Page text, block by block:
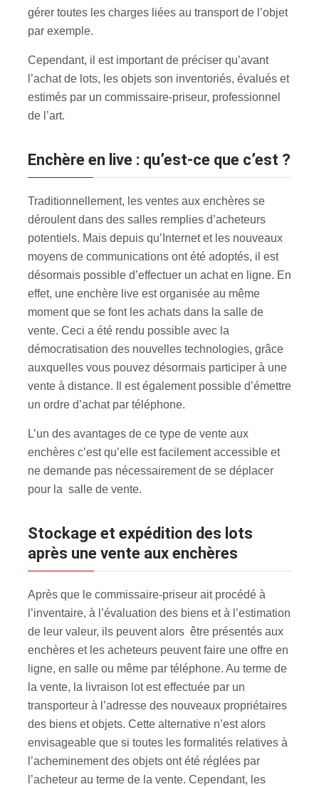
gérer toutes les charges liées au transport de l’objet
par exemple.
Cependant, il est important de préciser qu’avant
l’achat de lots, les objets son inventoriés, évalués et
estimés par un commissaire-priseur, professionnel
de l’art.
Enchère en live : qu’est-ce que c’est ?
Traditionnellement, les ventes aux enchères se
déroulent dans des salles remplies d’acheteurs
potentiels. Mais depuis qu’Internet et les nouveaux
moyens de communications ont été adoptés, il est
désormais possible d’effectuer un achat en ligne. En
effet, une enchère live est organisée au même
moment que se font les achats dans la salle de
vente. Ceci a été rendu possible avec la
démocratisation des nouvelles technologies, grâce
auxquelles vous pouvez désormais participer à une
vente à distance. Il est également possible d’émettre
un ordre d’achat par téléphone.
L’un des avantages de ce type de vente aux
enchères c’est qu’elle est facilement accessible et
ne demande pas nécessairement de se déplacer
pour la salle de vente.
Stockage et expédition des lots
après une vente aux enchères
Après que le commissaire-priseur ait procédé à
l’inventaire, à l’évaluation des biens et à l’estimation
de leur valeur, ils peuvent alors être présentés aux
enchères et les acheteurs peuvent faire une offre en
ligne, en salle ou même par téléphone. Au terme de
la vente, la livraison lot est effectuée par un
transporteur à l’adresse des nouveaux propriétaires
des biens et objets. Cette alternative n’est alors
envisageable que si toutes les formalités relatives à
l’acheminement des objets ont été réglées par
l’acheteur au terme de la vente. Cependant, les